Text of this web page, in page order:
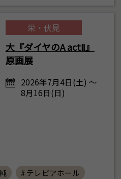
栄・伏見
大『ダイヤのA actⅡ』
原画展
2026年7月4日(土) ～
8月16日(日)
# テレピアホール